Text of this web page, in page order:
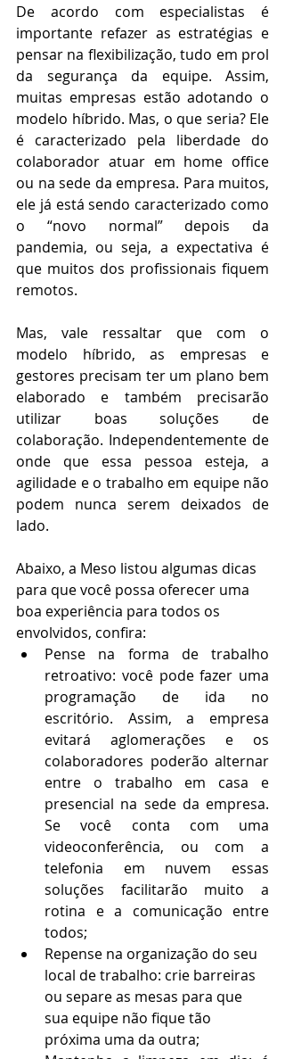
De acordo com especialistas é
importante refazer as estratégias e
pensar na flexibilização, tudo em prol
da segurança da equipe. Assim,
muitas empresas estão adotando o
modelo híbrido. Mas, o que seria? Ele
é caracterizado pela liberdade do
colaborador atuar em home office
ou na sede da empresa. Para muitos,
ele já está sendo caracterizado como
o “novo normal” depois da
pandemia, ou seja, a expectativa é
que muitos dos profissionais fiquem
remotos.
Mas, vale ressaltar que com o
modelo híbrido, as empresas e
gestores precisam ter um plano bem
elaborado e também precisarão
utilizar boas soluções de
colaboração. Independentemente de
onde que essa pessoa esteja, a
agilidade e o trabalho em equipe não
podem nunca serem deixados de
lado.
Abaixo, a Meso listou algumas dicas
para que você possa oferecer uma
boa experiência para todos os
envolvidos, confira:
Pense na forma de trabalho
retroativo: você pode fazer uma
programação de ida no
escritório. Assim, a empresa
evitará aglomerações e os
colaboradores poderão alternar
entre o trabalho em casa e
presencial na sede da empresa.
Se você conta com uma
videoconferência, ou com a
telefonia em nuvem essas
soluções facilitarão muito a
rotina e a comunicação entre
todos;
Repense na organização do seu
local de trabalho: crie barreiras
ou separe as mesas para que
sua equipe não fique tão
próxima uma da outra;